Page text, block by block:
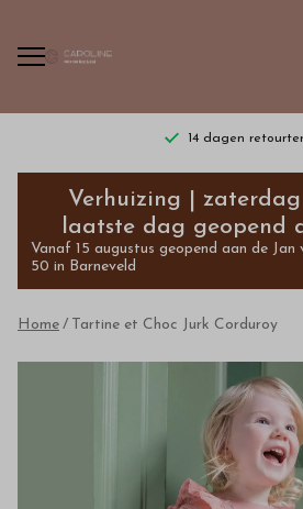
14 dagen
Tartine
et
Choc
Jurk
Corduroy
Verhuizing |
laatste dag geopend
Vanaf 15 augustus geopend aan de
50 in Barneveld
Home Tartine et Choc Jurk Corduroy